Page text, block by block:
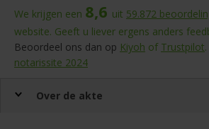
We krijgen een 8,6 uit 59.872
website. Geeft u liever ergens anders
Beoordeel ons dan op Kiyoh of Trustpilot
notarissite 2024
Over de akte